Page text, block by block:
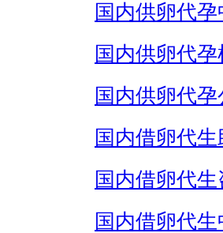
国内供卵代孕
国内供卵代孕
国内供卵代孕
国内借卵代生
国内借卵代生
国内借卵代生